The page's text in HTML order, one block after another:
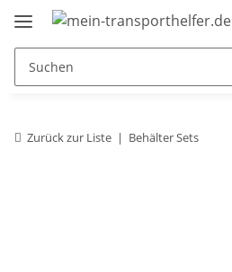
Zurück zur Liste Behälter Sets